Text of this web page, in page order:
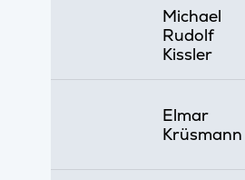
Michael
Rudolf
Kissler
Elmar
Krüsmann